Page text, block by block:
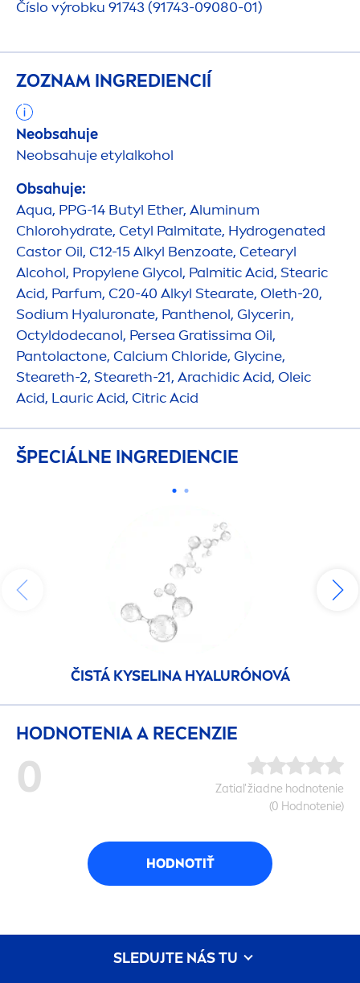
Číslo výrobku 91743 (91743-09080-01)
ZOZNAM INGREDIENCIÍ
Neobsahuje
Neobsahuje etylalkohol
Obsahuje:
Aqua, PPG-14 Butyl Ether, Aluminum
Chlorohydrate, Cetyl Palmitate, Hydrogenated
Castor Oil, C12-15 Alkyl Benzoate, Cetearyl
Alcohol, Propylene Glycol, Palmitic Acid, Stearic
Acid, Parfum, C20-40 Alkyl Stearate, Oleth-20,
Sodium Hyaluronate, Panthenol, Glycerin,
Octyldodecanol, Persea Gratissima Oil,
Pantolactone, Calcium Chloride, Glycine,
Steareth-2, Steareth-21, Arachidic Acid, Oleic
Acid, Lauric Acid, Citric Acid
ŠPECIÁLNE INGREDIENCIE
ČISTÁ KYSELINA HYALURÓNOVÁ
HODNOTENIA A RECENZIE
0
Zatiaľ žiadne hodnotenie
(0 Hodnotenie)
HODNOTIŤ
SLEDUJTE NÁS TU